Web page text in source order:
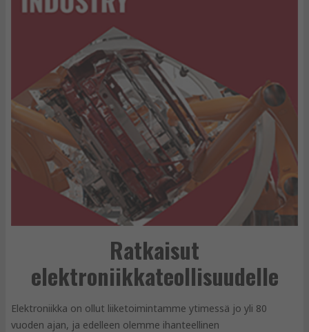
Ratkaisut
elektroniikkateollisuudelle
Elektroniikka on ollut liiketoimintamme ytimessä jo yli 80
vuoden ajan, ja edelleen olemme ihanteellinen